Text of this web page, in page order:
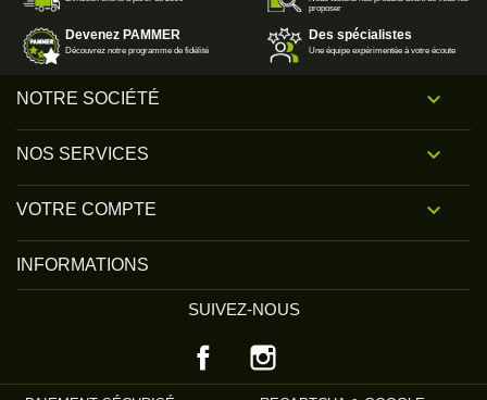
proposer
Devenez PAMMER
Découvrez notre programme de fidélité
Des spécialistes
Une équipe expérimentée à votre écoute
NOTRE SOCIÉTÉ 
NOS SERVICES 
VOTRE COMPTE 
INFORMATIONS
SUIVEZ-NOUS
Facebook